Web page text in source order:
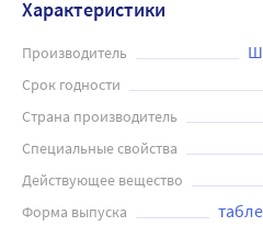
болезненные менструации;
мышечные и ревматические
состояние при гриппе и
препарата. Для приема
кратковременного применения. Взрослые и дети
12 лет: внутрь по 1 капсуле,
следует запивать водой.
Характеристики
Производитель
Срок годности
Страна производитель
Специальные свойства
Действующее вещество
Форма выпуска